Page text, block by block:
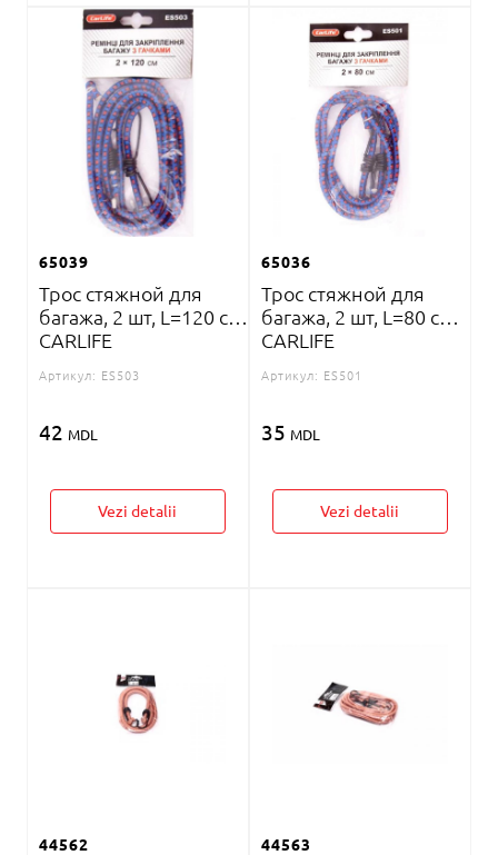
65039
Трос стяжной для
багажа, 2 шт, L=120 см
CARLIFE
Артикул: ES503
42 MDL
Vezi detalii
65036
Трос стяжной для
багажа, 2 шт, L=80 см
CARLIFE
Артикул: ES501
35 MDL
Vezi detalii
44562 44563